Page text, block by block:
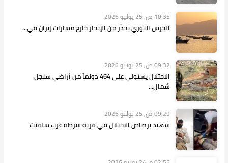
10:35 ص, 25 يونيو 2026
الحرس الثوري يحذّر من الإبحار خارج مسارات إيران في...
09:32 ص, 25 يونيو 2026
الاحتلال يستولي على 464 دونماً من أراضي سنجل
شمال...
09:29 ص, 25 يونيو 2026
شهيد برصاص الاحتلال في قرية سرطة غرب سلفيت